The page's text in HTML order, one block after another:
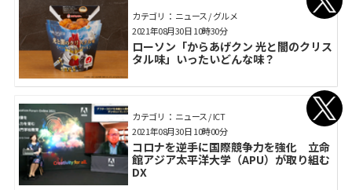
カテゴリ： ニュース / グルメ
ローソン「からあげクン 光と闇のクリス
タル味」いったいどんな味？
2021年08月30日 10時30分
カテゴリ： ニュース / ICT
コロナを逆手に国際競争力を強化 立命
館アジア太平洋大学（APU）が取り組む
DX
2021年08月30日 10時00分